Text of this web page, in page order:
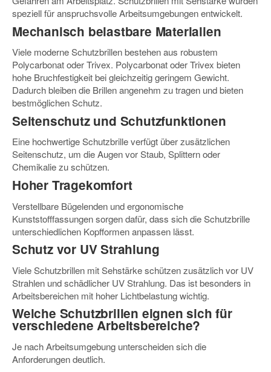
speziell für anspruchsvolle Arbeitsumgebungen entwickelt.
Mechanisch belastbare Materialien
Viele moderne Schutzbrillen bestehen aus robustem
Polycarbonat oder Trivex. Polycarbonat oder Trivex bieten
hohe Bruchfestigkeit bei gleichzeitig geringem Gewicht.
Dadurch bleiben die Brillen angenehm zu tragen und bieten
bestmöglichen Schutz.
Seitenschutz und Schutzfunktionen
Eine hochwertige Schutzbrille verfügt über zusätzlichen
Seitenschutz, um die Augen vor Staub, Splittern oder
Chemikalie zu schützen.
Hoher Tragekomfort
Verstellbare Bügelenden und ergonomische
Kunststofffassungen sorgen dafür, dass sich die Schutzbrille
unterschiedlichen Kopfformen anpassen lässt.
Schutz vor UV Strahlung
Viele Schutzbrillen mit Sehstärke schützen zusätzlich vor UV
Strahlen und schädlicher UV Strahlung. Das ist besonders in
Arbeitsbereichen mit hoher Lichtbelastung wichtig.
Welche Schutzbrillen eignen sich für
verschiedene Arbeitsbereiche?
Je nach Arbeitsumgebung unterscheiden sich die
Anforderungen deutlich.